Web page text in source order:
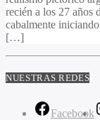
recién a los 27 años
cabalmente
[…]
NUESTRAS REDES
Facebook